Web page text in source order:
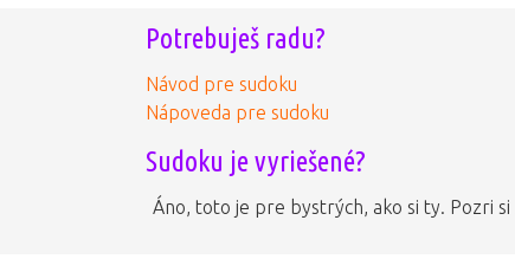
Potrebuješ radu?
Návod pre sudoku
Nápoveda pre sudoku
Sudoku je vyriešené?
Áno, toto je pre bystrých, ako si ty. Pozri si